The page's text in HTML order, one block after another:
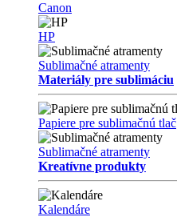
Canon
HP
Sublimačné atramenty
Materiály pre sublimáciu
Papiere pre sublimačnú tlač
Sublimačné atramenty
Kreatívne produkty
Kalendáre